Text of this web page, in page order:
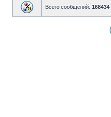
Всего сообщений: 168434